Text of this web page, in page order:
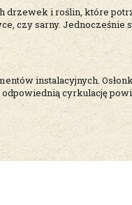
drzewek i roślin, które
czy sarny. Jednocześnie
instalacyjnych.
cyrkulację